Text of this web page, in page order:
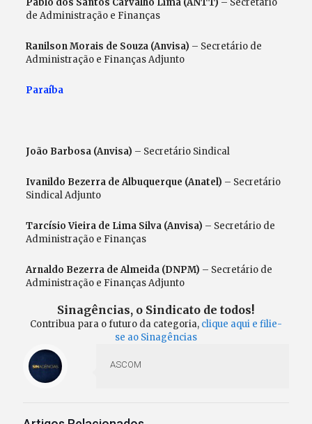
Pablo dos Santos Carvalho Lima (ANTT) – Secretário
de Administração e Finanças
Ranilson Morais de Souza (Anvisa) – Secretário de
Administração e Finanças Adjunto
Paraíba
João Barbosa (Anvisa) – Secretário Sindical
Ivanildo Bezerra de Albuquerque (Anatel) – Secretário
Sindical Adjunto
Tarcísio Vieira de Lima Silva (Anvisa) – Secretário de
Administração e Finanças
Arnaldo Bezerra de Almeida (DNPM) – Secretário de
Administração e Finanças Adjunto
Sinagências, o Sindicato de todos!
Contribua para o futuro da categoria, clique aqui e filie-
se ao Sinagências
ASCOM